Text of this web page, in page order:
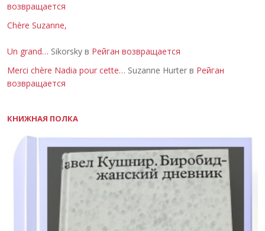
возвращается
Chère Suzanne,
Un grand… Sikorsky в Рейган возвращается
Merci chère Nadia pour cette… Suzanne Hurter в Рейган
возвращается
КНИЖНАЯ ПОЛКА